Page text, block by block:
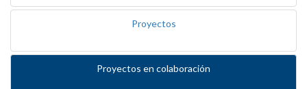
Proyectos
Proyectos en colaboración